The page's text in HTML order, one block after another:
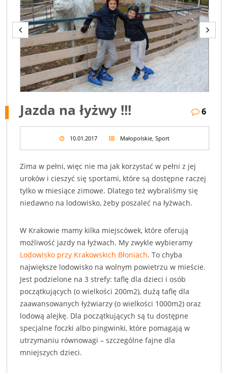
Jazda na łyżwy !!! 6
10.01.2017 Małopolskie, Sport
Zima w pełni, więc nie ma jak korzystać w pełni z jej
uroków i cieszyć się sportami, które są dostępne raczej
tylko w miesiące zimowe. Dlatego też wybraliśmy się
niedawno na lodowisko, żeby poszaleć na łyżwach.
W Krakowie mamy kilka miejscówek, które oferują
możliwość jazdy na łyżwach. My zwykle wybieramy
Lodowisko przy Krakowskich Błoniach. To chyba
największe lodowisko na wolnym powietrzu w mieście.
Jest podzielone na 3 strefy: taflę dla dzieci i osób
początkujących (o wielkości 200m2), dużą taflę dla
zaawansowanych łyżwiarzy (o wielkości 1000m2) oraz
lodową alejkę. Dla początkujących są tu dostępne
specjalne foczki albo pingwinki, które pomagają w
utrzymaniu równowagi – szczególne fajne dla
mniejszych dzieci.